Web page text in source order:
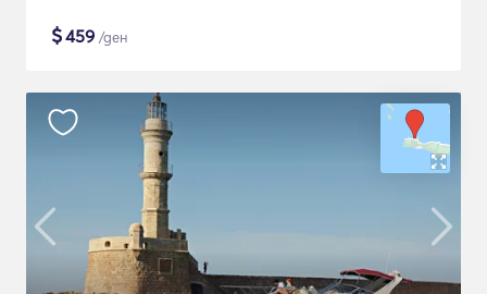
$459 /ден